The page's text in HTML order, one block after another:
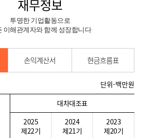
재무정보
투명한 기업활동으로
이해관계자와 함께 성장합니다
손익계산서 현금흐름표
단위-백만원
대차대조표
2025
제22기
2024
제21기
2023
제20기